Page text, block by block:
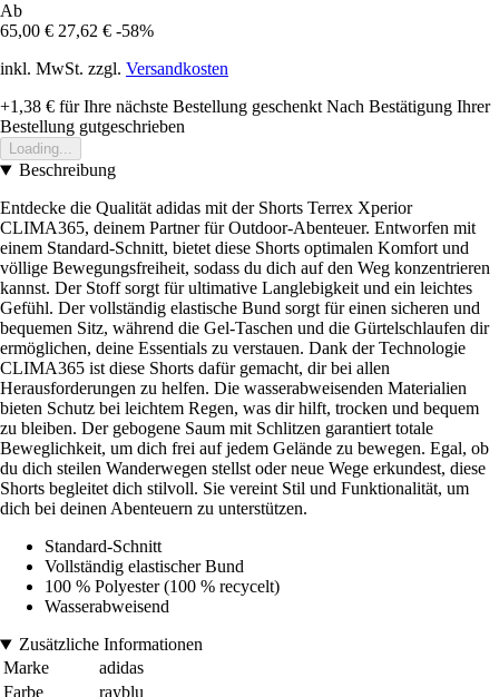
Ab
65,00 € 27,62 € -58%
inkl. MwSt. zzgl. Versandkosten
+1,38 € für Ihre nächste Bestellung geschenkt Nach Bestätigung Ihrer
Bestellung gutgeschrieben
Loading...
Beschreibung
Entdecke die Qualität adidas mit der Shorts Terrex Xperior
CLIMA365, deinem Partner für Outdoor-Abenteuer. Entworfen mit
einem Standard-Schnitt, bietet diese Shorts optimalen Komfort und
völlige Bewegungsfreiheit, sodass du dich auf den Weg konzentrieren
kannst. Der Stoff sorgt für ultimative Langlebigkeit und ein leichtes
Gefühl. Der vollständig elastische Bund sorgt für einen sicheren und
bequemen Sitz, während die Gel-Taschen und die Gürtelschlaufen dir
ermöglichen, deine Essentials zu verstauen. Dank der Technologie
CLIMA365 ist diese Shorts dafür gemacht, dir bei allen
Herausforderungen zu helfen. Die wasserabweisenden Materialien
bieten Schutz bei leichtem Regen, was dir hilft, trocken und bequem
zu bleiben. Der gebogene Saum mit Schlitzen garantiert totale
Beweglichkeit, um dich frei auf jedem Gelände zu bewegen. Egal, ob
du dich steilen Wanderwegen stellst oder neue Wege erkundest, diese
Shorts begleitet dich stilvoll. Sie vereint Stil und Funktionalität, um
dich bei deinen Abenteuern zu unterstützen.
Standard-Schnitt
Vollständig elastischer Bund
100 % Polyester (100 % recycelt)
Wasserabweisend
Zusätzliche Informationen
Marke
adidas
Farbe
rayblu